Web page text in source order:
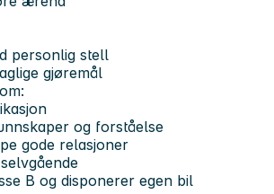
personlig stell
gjøremål
og forståelse
gode relasjoner
B og disponerer egen bil